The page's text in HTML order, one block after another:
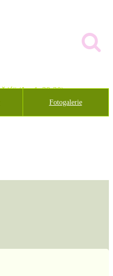
já“ (Jan 1, 29-30)
Fotogalerie